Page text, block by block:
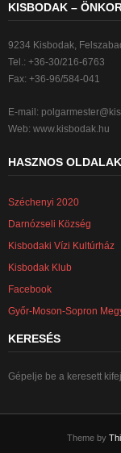
KISBODAK –
9234 Kisbodak,
Tel.: +36-30/216-6763
Fax: +36-96/584-041
E-mail:
Web: www.kisbodak.hu
HASZNOS OLDALAK
Széchenyi 2020
Darnózseli Község
Kisbodaki Vízi Kultúrház
Kisbodak Klub
Facebook
Győr-Moson-Sopron
KERESÉS
Gépelje be a keresett
Theme by